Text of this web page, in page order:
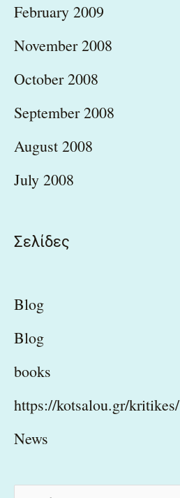
February 2009
November 2008
October 2008
September 2008
August 2008
July 2008
Σελίδες
Blog
Blog
books
https://kotsalou.gr/kritikes/
News